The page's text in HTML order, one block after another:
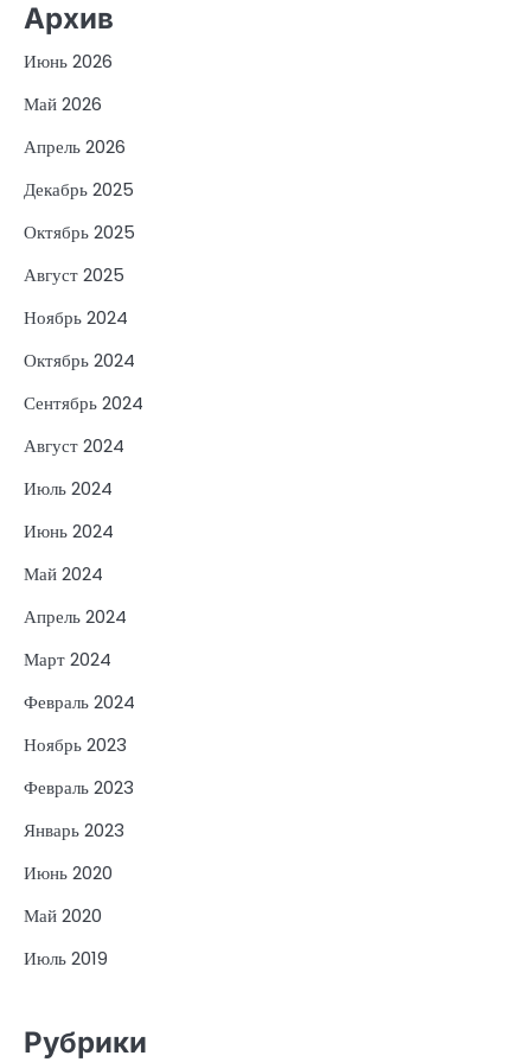
Архив
Июнь 2026
Май 2026
Апрель 2026
Декабрь 2025
Октябрь 2025
Август 2025
Ноябрь 2024
Октябрь 2024
Сентябрь 2024
Август 2024
Июль 2024
Июнь 2024
Май 2024
Апрель 2024
Март 2024
Февраль 2024
Ноябрь 2023
Февраль 2023
Январь 2023
Июнь 2020
Май 2020
Июль 2019
Рубрики